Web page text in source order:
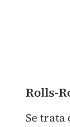
Rolls-
Se trata